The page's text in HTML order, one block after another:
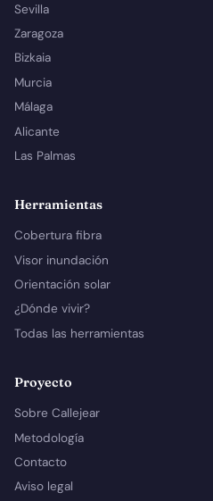
Sevilla
Zaragoza
Bizkaia
Murcia
Málaga
Alicante
Las Palmas
Herramientas
Cobertura fibra
Visor inundación
Orientación solar
¿Dónde vivir?
Todas las herramientas
Proyecto
Sobre Callejear
Metodología
Contacto
Aviso legal